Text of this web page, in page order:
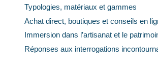
Typologies, matériaux et gammes
Achat direct, boutiques et conseils en
Immersion dans l’artisanat et le
Réponses aux interrogations